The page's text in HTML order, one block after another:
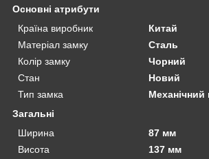
Основні атрибути
Країна виробник
Китай
Матеріал замку
Сталь
Колір замку
Чорний
Стан
Новий
Тип замка
Механічний
Загальні
Ширина
87 мм
Висота
137 мм